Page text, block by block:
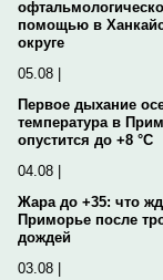
помощью в
округе
05.08 |
Первое дыхание
температура в
опустится до +8 °C
04.08 |
Жара до +35: что
Приморье после
дождей
03.08 |